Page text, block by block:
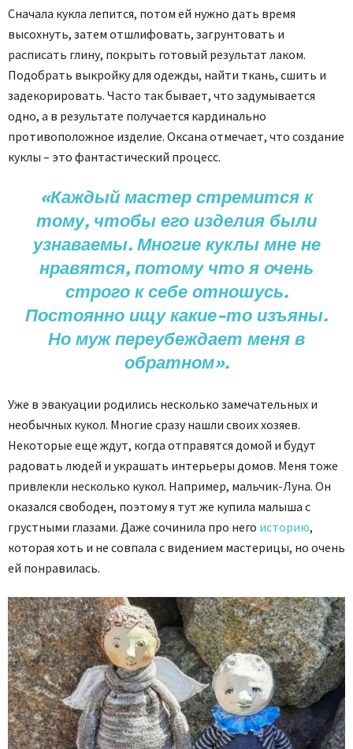
Сначала кукла лепится, потом ей нужно дать время
высохнуть, затем отшлифовать, загрунтовать и
расписать глину, покрыть готовый результат лаком.
Подобрать выкройку для одежды, найти ткань, сшить и
задекорировать. Часто так бывает, что задумывается
одно, а в результате получается кардинально
противоположное изделие. Оксана отмечает, что создание
куклы – это фантастический процесс.
«Каждый мастер стремится к
тому, чтобы его изделия были
узнаваемы. Многие куклы мне не
нравятся, потому что я очень
строго к себе отношусь.
Постоянно ищу какие-то изъяны.
Но муж переубеждает меня в
обратном».
Уже в эвакуации родились несколько замечательных и
необычных кукол. Многие сразу нашли своих хозяев.
Некоторые еще ждут, когда отправятся домой и будут
радовать людей и украшать интерьеры домов. Меня тоже
привлекли несколько кукол. Например, мальчик-Луна. Он
оказался свободен, поэтому я тут же купила малыша с
грустными глазами. Даже сочинила про него историю,
которая хоть и не совпала с видением мастерицы, но очень
ей понравилась.